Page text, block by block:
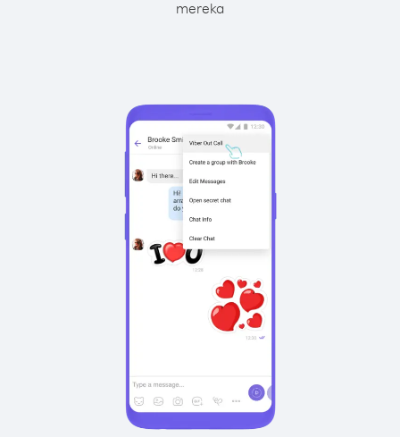
mereka